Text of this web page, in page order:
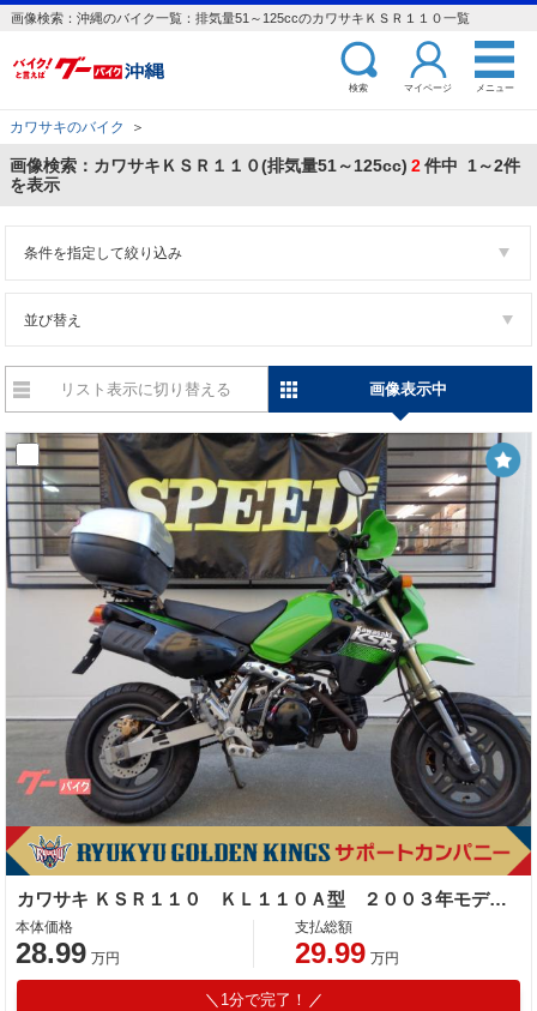
画像検索：沖縄のバイク一覧：排気量51～125ccのカワサキＫＳＲ１１０一覧
検索 マイページ メニュー
カワサキのバイク ＞
画像検索：カワサキＫＳＲ１１０(排気量51～125cc) 2件中 1～2件
を表示
条件を指定して絞り込み
並び替え
リスト表示に切り替える 画像表示中
カワサキ ＫＳＲ１１０ ＫＬ１１０Ａ型 ２００３年モデル キャブレター ４サイクル
本体価格
28.99 万円
支払総額
29.99 万円
1分で完了！